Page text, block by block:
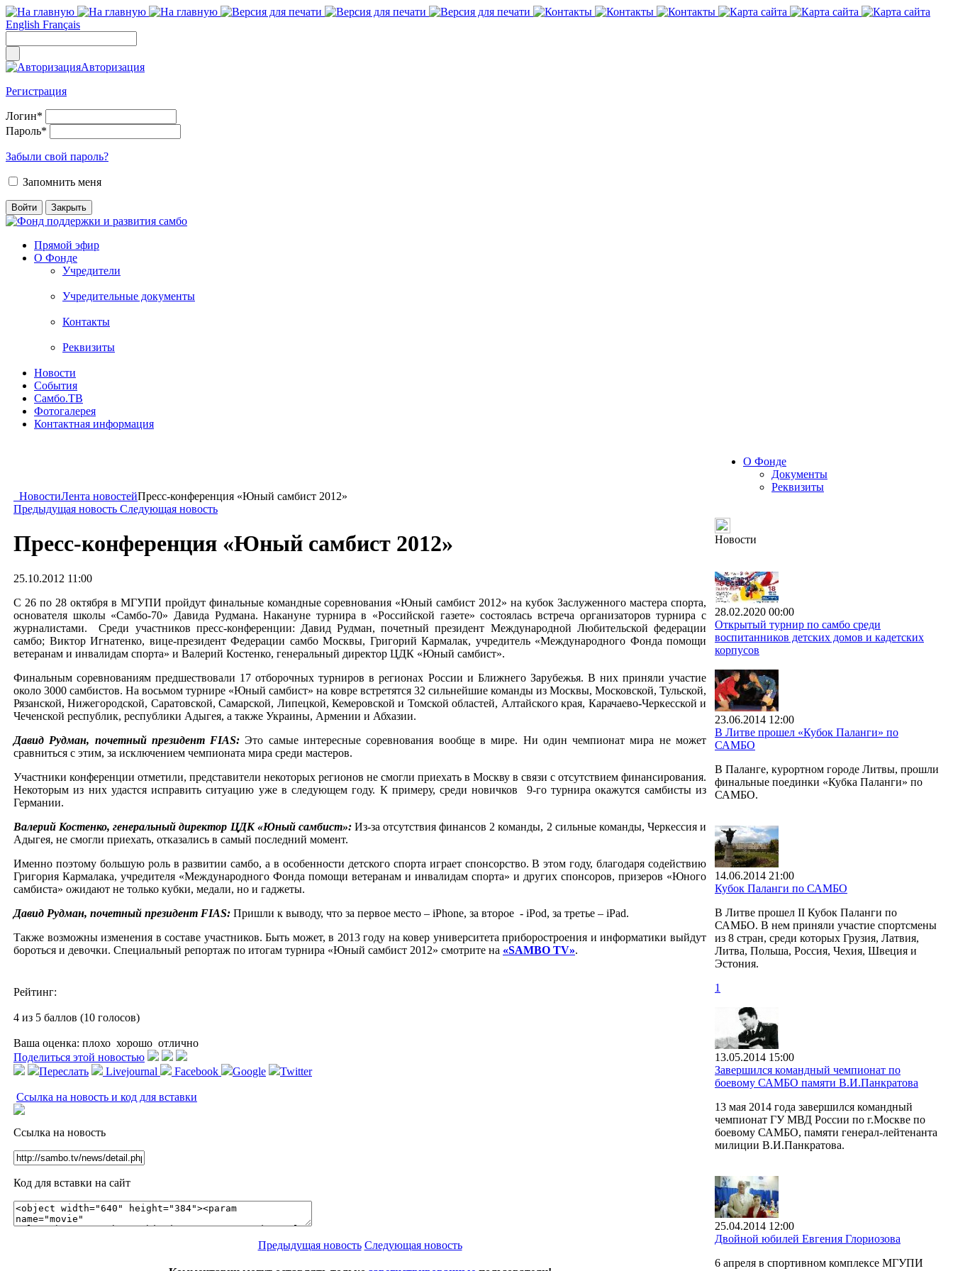
English Français
Авторизация
Регистрация
Логин*
Пароль*
Забыли свой пароль?
Запомнить меня
Прямой эфир
О Фонде
Учредители
Учредительные документы
Контакты
Реквизиты
Новости
События
Самбо.ТВ
Фотогалерея
Контактная информация
НовостиЛента новостейПресс-конференция «Юный самбист 2012»
Предыдущая новость Следующая новость
Пресс-конференция «Юный самбист 2012»
25.10.2012 11:00
C 26 по 28 октября в МГУПИ пройдут финальные командные соревнования «Юный самбист 2012» на кубок Заслуженного мастера спорта,
основателя школы «Самбо-70» Давида Рудмана. Накануне турнира в «Российской газете» состоялась встреча организаторов турнира с
журналистами. Среди участников пресс-конференции: Давид Рудман, почетный президент Международной Любительской федерации
самбо; Виктор Игнатенко, вице-президент Федерации самбо Москвы, Григорий Кармалак, учредитель «Международного Фонда помощи
ветеранам и инвалидам спорта» и Валерий Костенко, генеральный директор ЦДК «Юный самбист».
Финальным соревнованиям предшествовали 17 отборочных турниров в регионах России и Ближнего Зарубежья. В них приняли участие
около 3000 самбистов. На восьмом турнире «Юный самбист» на ковре встретятся 32 сильнейшие команды из Москвы, Московской, Тульской,
Рязанской, Нижегородской, Саратовской, Самарской, Липецкой, Кемеровской и Томской областей, Алтайского края, Карачаево-Черкесской и
Чеченской республик, республики Адыгея, а также Украины, Армении и Абхазии.
Давид Рудман, почетный президент FIAS:Это самые интересные соревнования вообще в мире. Ни один чемпионат мира не может
сравниться с этим, за исключением чемпионата мира среди мастеров.
Участники конференции отметили, представители некоторых регионов не смогли приехать в Москву в связи с отсутствием финансирования.
Некоторым из них удастся исправить ситуацию уже в следующем году. К примеру, среди новичков 9-го турнира окажутся самбисты из
Германии.
Валерий Костенко, генеральный директор ЦДК «Юный самбист»: Из-за отсутствия финансов 2 команды, 2 сильные команды, Черкессия и
Адыгея, не смогли приехать, отказались в самый последний момент.
Именно поэтому большую роль в развитии самбо, а в особенности детского спорта играет спонсорство. В этом году, благодаря содействию
Григория Кармалака, учредителя «Международного Фонда помощи ветеранам и инвалидам спорта» и других спонсоров, призеров «Юного
самбиста» ожидают не только кубки, медали, но и гаджеты.
Давид Рудман, почетный президент FIAS: Пришли к выводу, что за первое место – iPhone, за второе - iPod, за третье – iPad.
Также возможны изменения в составе участников. Быть может, в 2013 году на ковер университета приборостроения и информатики выйдут
бороться и девочки. Специальный репортаж по итогам турнира «Юный самбист 2012» смотрите на «SAMBO TV».
Рейтинг:
4 из 5 баллов (10 голосов)
Ваша оценка: плохо хорошо отлично
Поделиться этой новостью
Переслать
Livejournal Facebook Google Twitter
Ссылка на новость и код для вставки
Ссылка на новость
Код для вставки на сайт
Предыдущая новость Следующая новость
О Фонде
Документы
Реквизиты
Новости
28.02.2020 00:00
Открытый турнир по самбо среди
воспитанников детских домов и кадетских
корпусов
23.06.2014 12:00
В Литве прошел «Кубок Паланги» по
САМБО
В Паланге, курортном городе Литвы, прошли
финальные поединки «Кубка Паланги» по
САМБО.
14.06.2014 21:00
Кубок Паланги по САМБО
В Литве прошел II Кубок Паланги по
САМБО. В нем приняли участие спортсмены
из 8 стран, среди которых Грузия, Латвия,
Литва, Польша, Россия, Чехия, Швеция и
Эстония.
1
13.05.2014 15:00
Завершился командный чемпионат по
боевому САМБО памяти В.И.Панкратова
13 мая 2014 года завершился командный
чемпионат ГУ МВД России по г.Москве по
боевому САМБО, памяти генерал-лейтенанта
милиции В.И.Панкратова.
25.04.2014 12:00
Двойной юбилей Евгения Глориозова
6 апреля в спортивном комплексе МГУПИ